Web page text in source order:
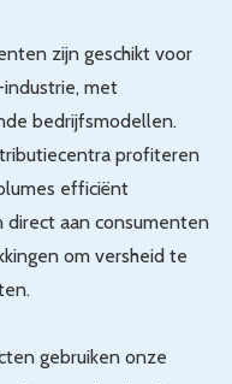
zijn geschikt voor
met
bedrijfsmodellen.
profiteren
efficiënt
direct aan consumenten
om versheid te
gebruiken onze